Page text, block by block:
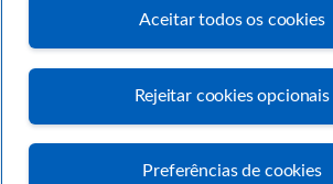
Arquivo
Aceitar todos os cookies
Rejeitar cookies opcionais
Preferências de cookies